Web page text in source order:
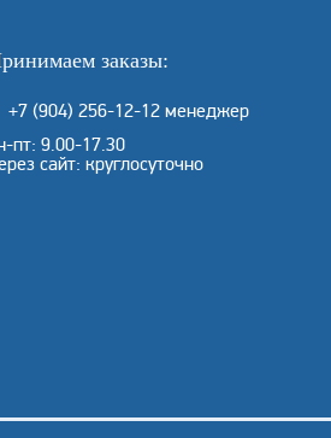
заказы:
+7 (904) 256-12-12 менеджер
пт: 9.00-17.30
сайт: круглосуточно